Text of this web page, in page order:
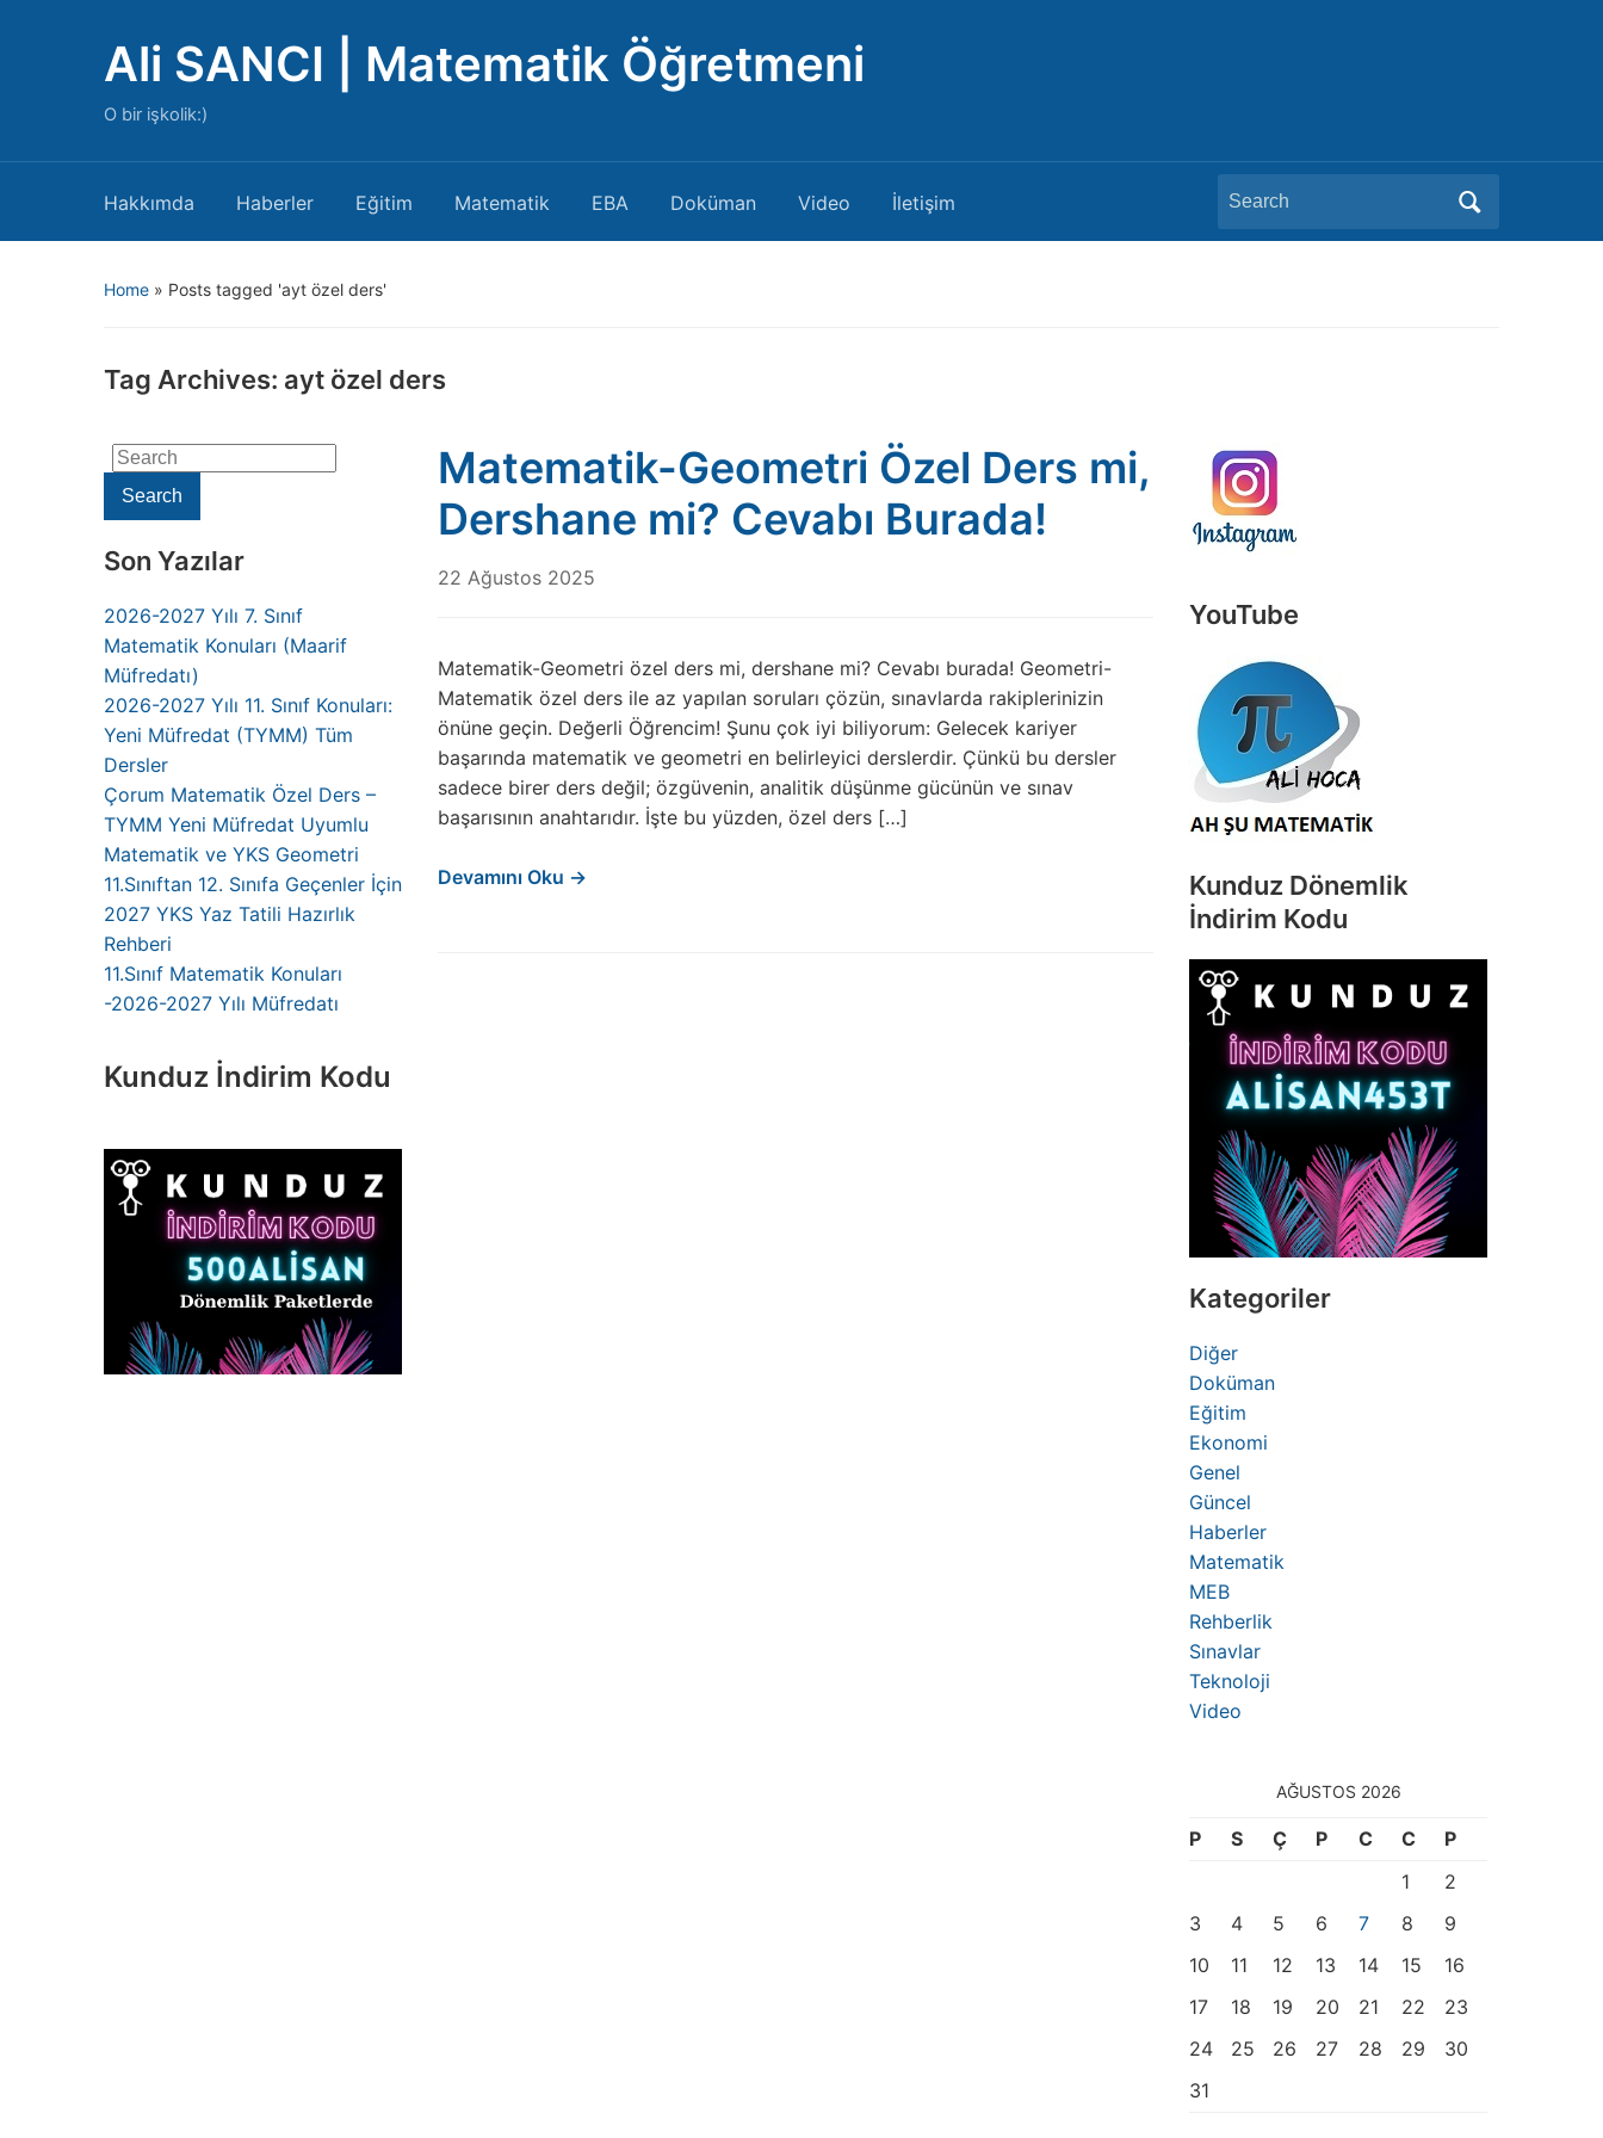
Ali SANCI | Matematik Öğretmeni
O bir işkolik:)
Hakkımda Haberler Eğitim Matematik EBA Doküman Video İletişim
Search
for:
Home » Posts tagged 'ayt özel ders'
Tag Archives: ayt özel ders
Search
for:Search
Son Yazılar
2026-2027 Yılı 7. Sınıf
Matematik Konuları (Maarif
Müfredatı)
2026-2027 Yılı 11. Sınıf Konuları:
Yeni Müfredat (TYMM) Tüm
Dersler
Çorum Matematik Özel Ders –
TYMM Yeni Müfredat Uyumlu
Matematik ve YKS Geometri
11.Sınıftan 12. Sınıfa Geçenler İçin
2027 YKS Yaz Tatili Hazırlık
Rehberi
11.Sınıf Matematik Konuları
-2026-2027 Yılı Müfredatı
Kunduz İndirim Kodu
Matematik-Geometri Özel Ders mi,
Dershane mi? Cevabı Burada!
22 Ağustos 2025
Matematik-Geometri özel ders mi, dershane mi? Cevabı burada! Geometri-
Matematik özel ders ile az yapılan soruları çözün, sınavlarda rakiplerinizin
önüne geçin. Değerli Öğrencim! Şunu çok iyi biliyorum: Gelecek kariyer
başarında matematik ve geometri en belirleyici derslerdir. Çünkü bu dersler
sadece birer ders değil; özgüvenin, analitik düşünme gücünün ve sınav
başarısının anahtarıdır. İşte bu yüzden, özel ders […]
Devamını Oku →
YouTube
Kunduz Dönemlik
İndirim Kodu
Kategoriler
Diğer
Doküman
Eğitim
Ekonomi
Genel
Güncel
Haberler
Matematik
MEB
Rehberlik
Sınavlar
Teknoloji
Video
AĞUSTOS 2026
P S Ç P C C
P
1
2
3
4 5 6 7 8
9
10
11 12 13 14 15
16
17
18 19 20 21 22
23
24
25 26 27 28 29
30
31